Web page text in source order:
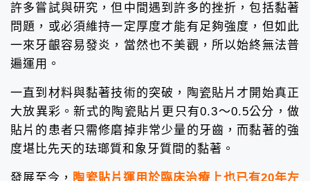
許多嘗試與研究，但中間遇到許多的挫折，包括黏著
問題，或必須維持一定厚度才能有足夠強度，但如此
一來牙齦容易發炎，當然也不美觀，所以始終無法普
遍運用。
一直到材料與黏著技術的突破，陶瓷貼片才開始真正
大放異彩。新式的陶瓷貼片更只有0.3～0.5公分，做
貼片的患者只需修磨掉非常少量的牙齒，而黏著的強
度堪比先天的珐瑯質和象牙質間的黏著。
發展至今， 陶瓷貼片運用於臨床治療上也已有20年左